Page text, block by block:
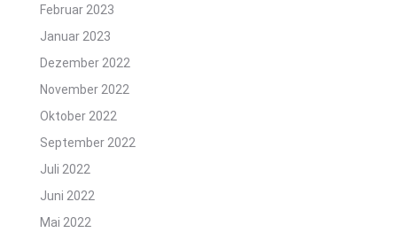
Februar 2023
Januar 2023
Dezember 2022
November 2022
Oktober 2022
September 2022
Juli 2022
Juni 2022
Mai 2022